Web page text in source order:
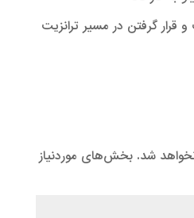
قرار گرفتن در مسیر ترانزیت
شد. بخش‌های موردنیاز